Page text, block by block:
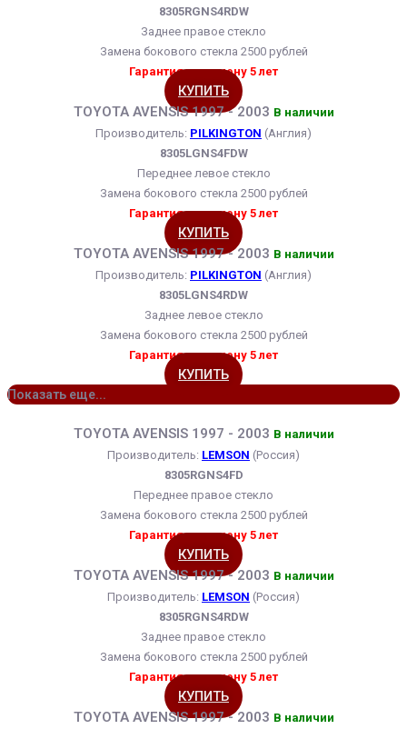
8305RGNS4RDW
Заднее правое стекло
Замена бокового стекла 2500 рублей
Гарантия на замену 5 лет
КУПИТЬ
TOYOTA AVENSIS 1997 - 2003 В наличии
Производитель: PILKINGTON (Англия)
8305LGNS4FDW
Переднее левое стекло
Замена бокового стекла 2500 рублей
Гарантия на замену 5 лет
КУПИТЬ
TOYOTA AVENSIS 1997 - 2003 В наличии
Производитель: PILKINGTON (Англия)
8305LGNS4RDW
Заднее левое стекло
Замена бокового стекла 2500 рублей
Гарантия на замену 5 лет
КУПИТЬ
Показать еще...
TOYOTA AVENSIS 1997 - 2003 В наличии
Производитель: LEMSON (Россия)
8305RGNS4FD
Переднее правое стекло
Замена бокового стекла 2500 рублей
Гарантия на замену 5 лет
КУПИТЬ
TOYOTA AVENSIS 1997 - 2003 В наличии
Производитель: LEMSON (Россия)
8305RGNS4RDW
Заднее правое стекло
Замена бокового стекла 2500 рублей
Гарантия на замену 5 лет
КУПИТЬ
TOYOTA AVENSIS 1997 - 2003 В наличии